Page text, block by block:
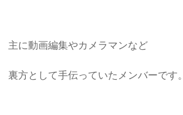
主に動画編集やカメラマンなど
裏方として手伝っていたメンバーです。